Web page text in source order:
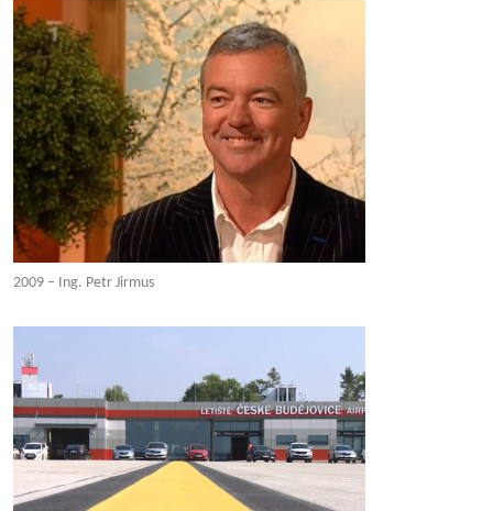
2009 – Ing. Petr Jirmus